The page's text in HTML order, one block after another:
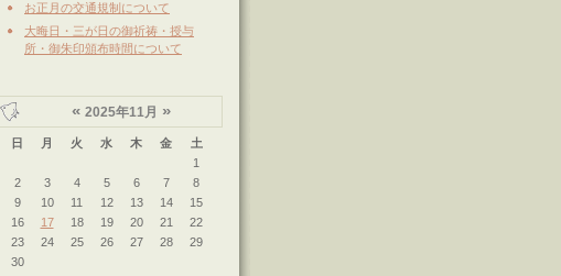
お正月の交通規制について
大晦日・三が日の御祈祷・授与
所・御朱印頒布時間について
« 2025年11月 »
日 月 火 水 木 金
土
1
2
3 4 5 6 7
8
9
10 11 12 13 14
15
16
17 18 19 20 21
22
23
24 25 26 27 28
29
30